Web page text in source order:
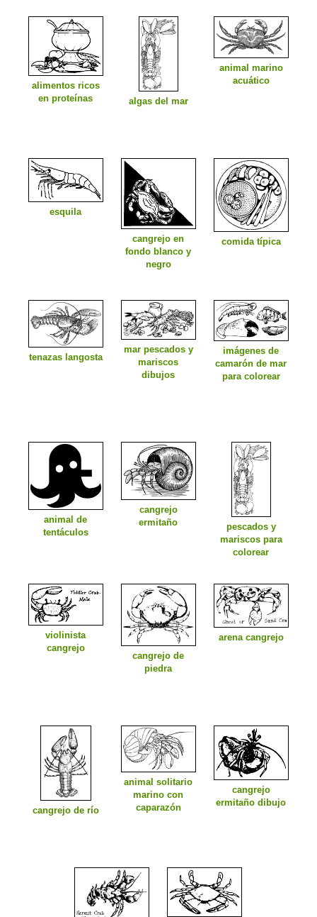
alimentos ricos
en proteínas
algas del mar
animal marino
acuático
esquila
cangrejo en
fondo blanco y
negro
comida típica
tenazas langosta
mar pescados y
mariscos
dibujos
imágenes de
camarón de mar
para colorear
animal de
tentáculos
cangrejo
ermitaño
pescados y
mariscos para
colorear
violinista
cangrejo
cangrejo de
piedra
arena cangrejo
cangrejo de río
animal solitario
marino con
caparazón
cangrejo
ermitaño dibujo